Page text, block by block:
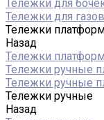
Тележки для
Тележки для
Тележки
Назад
Тележки
Тележки ручные
Тележки ручные
Тележки ручные
Назад